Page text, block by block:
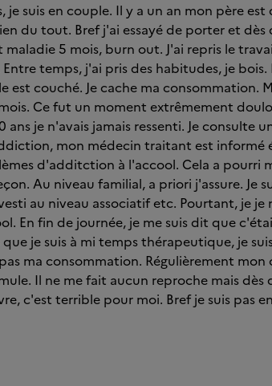
je suis en couple. Il y a un an mon père est
du tout. Bref j'ai essayé de porter et dès
5 mois, burn out. J'ai repris le
temps, j'ai pris des habitudes, je bois.
est couché. Je cache ma consommation.
Ce fut un moment extrêmement
je n'avais jamais ressenti. Je consulte
mon médecin traitant est informé
d'additction à l'accool. Cela a pourri
Au niveau familial, a priori j'assure. Je
au niveau associatif etc. Pourtant, je je
En fin de journée, je me suis dit que
je suis à mi temps thérapeutique, je
ma consommation. Régulièrement
Il ne me fait aucun reproche mais dès
c'est terrible pour moi. Bref je suis pas